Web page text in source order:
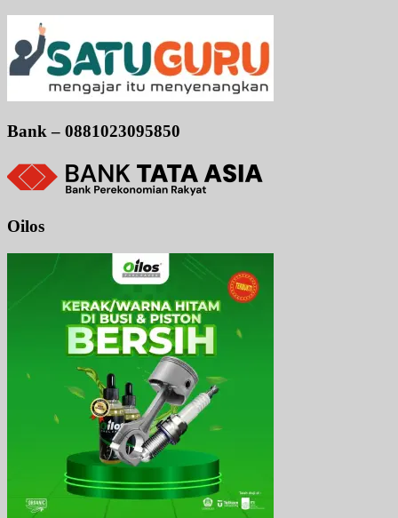
Bank – 0881023095850
Oilos